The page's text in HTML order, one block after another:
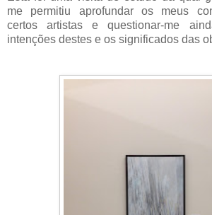
me permitiu aprofundar os meus
certos artistas e questionar-me
intenções destes e os significados das